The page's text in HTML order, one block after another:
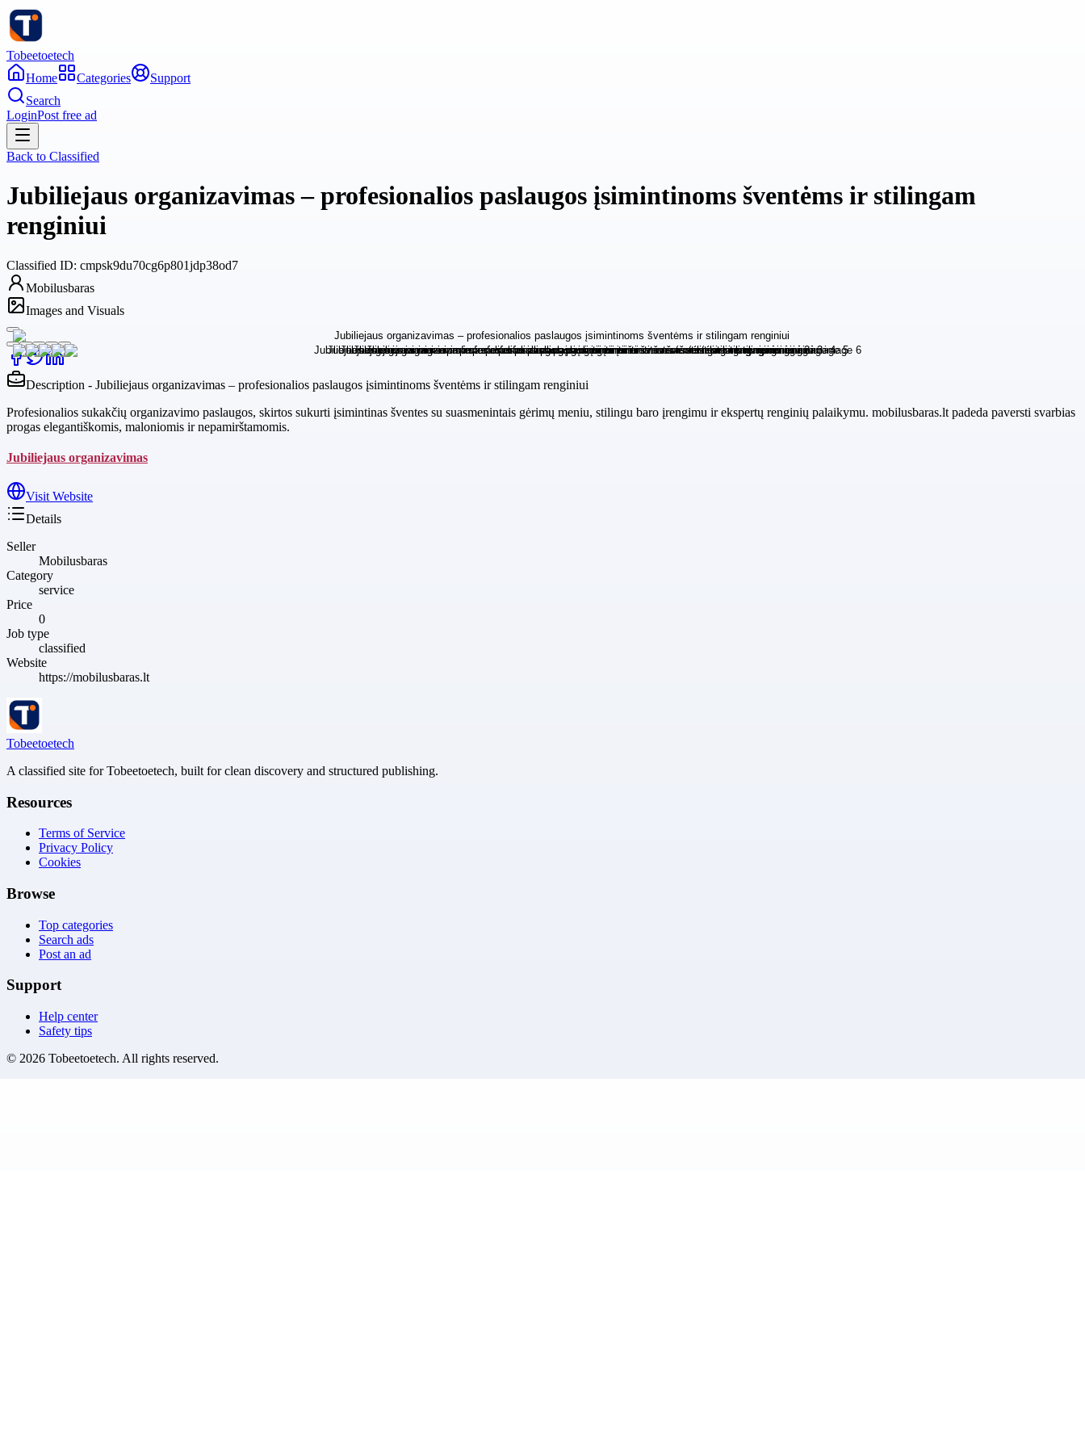
Tobeetoetech
Home
Categories
Support
Search
LoginPost free ad
Back to Classified
Jubiliejaus organizavimas – profesionalios paslaugos įsimintinoms šventėms ir stilingam
renginiui
Classified ID: cmpsk9du70cg6p801jdp38od7
Mobilusbaras
Images and Visuals
Description - Jubiliejaus organizavimas – profesionalios paslaugos įsimintinoms šventėms ir stilingam renginiui
Profesionalios sukakčių organizavimo paslaugos, skirtos sukurti įsimintinas šventes su suasmenintais gėrimų meniu, stilingu baro įrengimu ir ekspertų renginių palaikymu. mobilusbaras.lt padeda paversti svarbias
progas elegantiškomis, maloniomis ir nepamirštamomis.
Jubiliejaus organizavimas
Visit Website
Details
Seller
Mobilusbaras
Category
service
Price
0
Job type
classified
Website
https://mobilusbaras.lt
Tobeetoetech
A classified site for Tobeetoetech, built for clean discovery and structured publishing.
Resources
Terms of Service
Privacy Policy
Cookies
Browse
Top categories
Search ads
Post an ad
Support
Help center
Safety tips
© 2026 Tobeetoetech. All rights reserved.